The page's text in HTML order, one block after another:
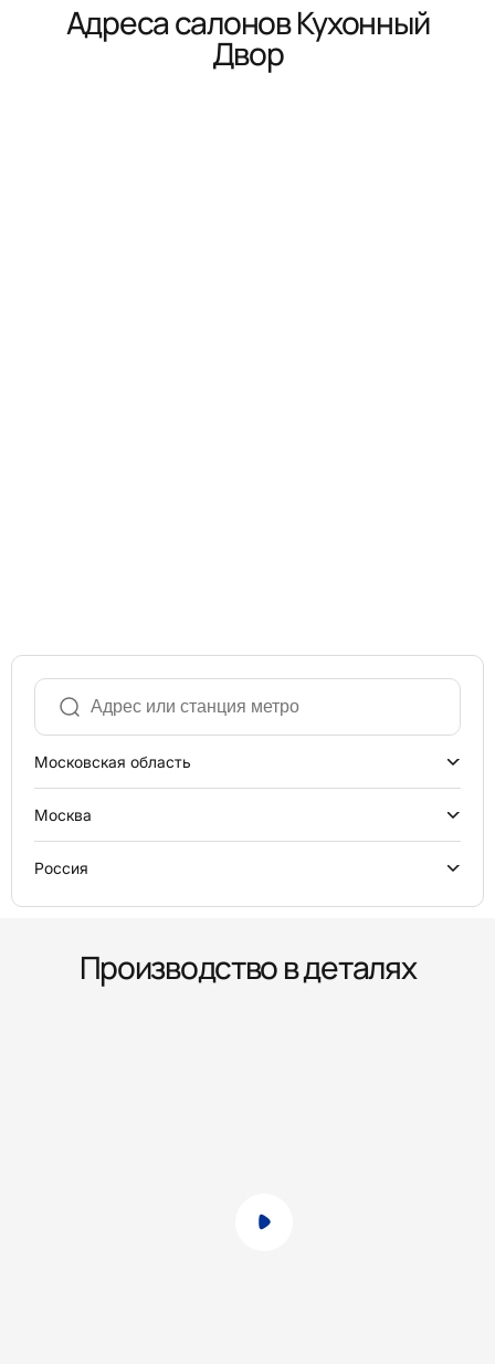
Адреса салонов Кухонный
Двор
Московская область
Москва
Россия
Производство в деталях